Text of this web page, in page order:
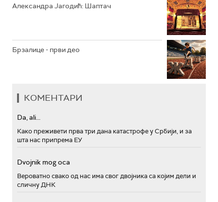
Александра Јагодић: Шаптач
Брзалице - први део
КОМЕНТАРИ
Da, ali...
Како преживети прва три дана катастрофе у Србији, и за
шта нас припрема ЕУ
Dvojnik mog oca
Вероватно свако од нас има свог двојника са којим дели и
сличну ДНК